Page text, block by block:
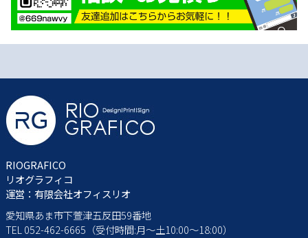
RIOGRAFICO
リオグラフィコ
運営：有限会社オフィスリオ
愛知県あま市下萱津五反田59番地
TEL 052-462-6665（受付時間:月～土10:00～18:00）